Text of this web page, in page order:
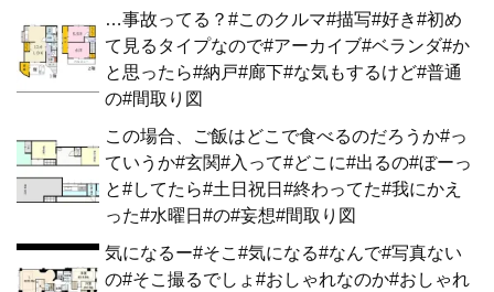
…事故ってる？#このクルマ#描写#好き#初め
て見るタイプなので#アーカイブ#ベランダ#か
と思ったら#納戸#廊下#な気もするけど#普通
の#間取り図
この場合、ご飯はどこで食べるのだろうか#っ
ていうか#玄関#入って#どこに#出るの#ぼーっ
と#してたら#土日祝日#終わってた#我にかえ
った#水曜日#の#妄想#間取り図
気になるー#そこ#気になる#なんで#写真ない
の#そこ撮るでしょ#おしゃれなのか#おしゃれ